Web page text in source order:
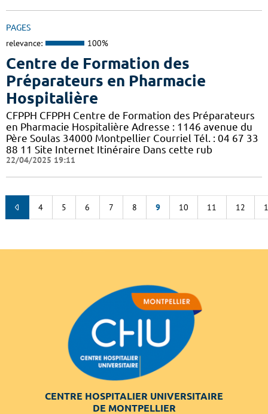
PAGES
relevance: 100%
Centre de Formation des
Préparateurs en Pharmacie
Hospitalière
CFPPH CFPPH Centre de Formation des Préparateurs
en Pharmacie Hospitalière Adresse : 1146 avenue du
Père Soulas 34000 Montpellier Courriel Tél. : 04 67 33
88 11 Site Internet Itinéraire Dans cette rub
22/04/2025 19:11
4 5 6 7 8 9 10 11 12
CENTRE HOSPITALIER UNIVERSITAIRE
DE MONTPELLIER